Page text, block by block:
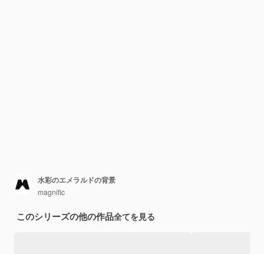
水彩のエメラルドの背景
magnific
このシリーズの他の作品全てを見る